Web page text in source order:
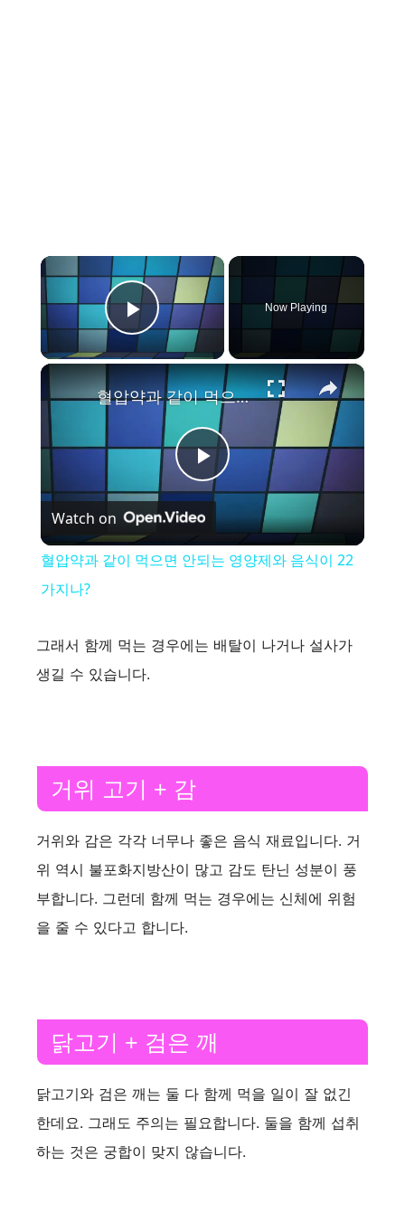
×
Play Video
Now Playing
×
P
y
d
e
o
혈압약과 같이 먹으면 안되는 영양제와 음식이 22가지나?
Watch on
혈압약과 같이 먹으면 안되는 영양제와 음식이 22
가지나?
그래서 함께 먹는 경우에는 배탈이 나거나 설사가
생길 수 있습니다.
거위 고기 + 감
거위와 감은 각각 너무나 좋은 음식 재료입니다. 거
위 역시 불포화지방산이 많고 감도 탄닌 성분이 풍
부합니다. 그런데 함께 먹는 경우에는 신체에 위험
을 줄 수 있다고 합니다.
닭고기 + 검은 깨
닭고기와 검은 깨는 둘 다 함께 먹을 일이 잘 없긴
한데요. 그래도 주의는 필요합니다. 둘을 함께 섭취
하는 것은 궁합이 맞지 않습니다.